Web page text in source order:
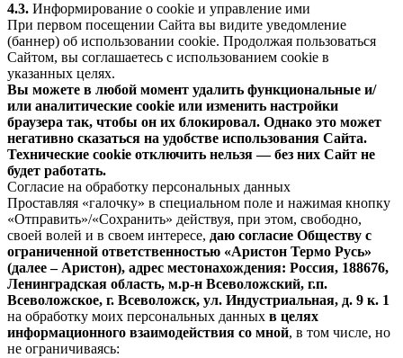
4.3. Информирование о cookie и управление ими
При первом посещении Сайта вы видите уведомление
(баннер) об использовании cookie. Продолжая пользоваться
Сайтом, вы соглашаетесь с использованием cookie в
указанных целях.
Вы можете в любой момент удалить функциональные и/
или аналитические cookie или изменить настройки
браузера так, чтобы он их блокировал. Однако это может
негативно сказаться на удобстве использования Сайта.
Технические cookie отключить нельзя — без них Сайт не
будет работать.
Согласие на обработку персональных данных
Проставляя «галочку» в специальном поле и нажимая кнопку
«Отправить»/«Сохранить» действуя, при этом, свободно,
своей волей и в своем интересе, даю согласие Обществу с
ограниченной ответственностью «Аристон Термо Русь»
(далее – Аристон), адрес местонахождения: Россия, 188676,
Ленинградская область, м.р-н Всеволожский, г.п.
Всеволожское, г. Всеволожск, ул. Индустриальная, д. 9 к. 1
на обработку моих персональных данных в целях
информационного взаимодействия со мной, в том числе, но
не ограничиваясь: